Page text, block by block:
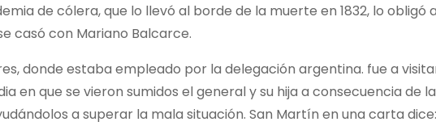
de cólera, que lo llevó al borde de la muerte en 1832, lo obligó
casó con Mariano Balcarce.
donde estaba empleado por la delegación argentina. fue a
en que se vieron sumidos el general y su hija a consecuencia de
a superar la mala situación. San Martín en una carta